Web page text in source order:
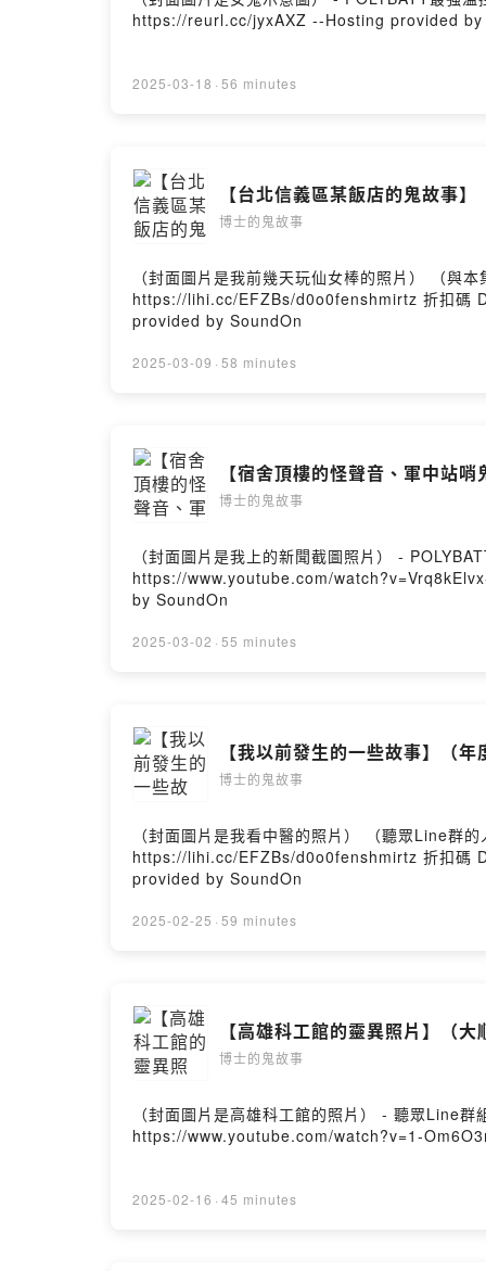
https://reurl.cc/jyxAXZ --Hosting provided by
2025-03-18 · 56 minutes
【台北信義區某飯店的鬼故事
博士的鬼故事
（封面圖片是我前幾天玩仙女棒的照片） （與
https://lihi.cc/EFZBs/d0o0fenshmirtz 折扣碼
provided by SoundOn
2025-03-09 · 58 minutes
【宿舍頂樓的怪聲音、軍中站
博士的鬼故事
（封面圖片是我上的新聞截圖照片） -
https://www.youtube.com/
by SoundOn
2025-03-02 · 55 minutes
【我以前發生的一些故事】（
博士的鬼故事
（封面圖片是我看中醫的照片） （聽眾Line群
https://lihi.cc/EFZBs/d0o0fenshmirtz 折扣碼
provided by SoundOn
2025-02-25 · 59 minutes
【高雄科工館的靈異照片】（
博士的鬼故事
（封面圖片是高雄科工館的照片） - 聽眾
https://www.youtube.com/watch?v=1-
2025-02-16 · 45 minutes